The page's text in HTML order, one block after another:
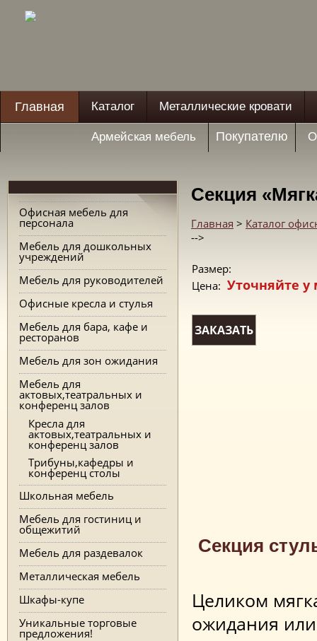
Главная Каталог Металлические кровати
Армейская мебель Покупателю
Офисная мебель для
персонала
Мебель для дошкольных
учреждений
Мебель для руководителей
Офисные кресла и стулья
Мебель для бара, кафе и
ресторанов
Мебель для зон ожидания
Мебель для
актовых,театральных и
конференц залов
Кресла для
актовых,театральных и
конференц залов
Трибуны,кафедры и
конференц столы
Школьная мебель
Мебель для гостиниц и
общежитий
Мебель для раздевалок
Металлическая мебель
Шкафы-купе
Уникальные торговые
предложения!
Секция
Главная > Каталог
-->
Размер:
Цена: Уточняйте
ЗАКАЗАТЬ
Секция
Целиком
ожидания